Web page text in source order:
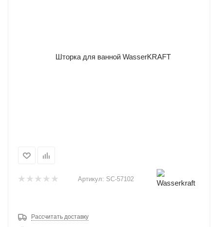
Артикул: SC-57102
Рассчитать доставку